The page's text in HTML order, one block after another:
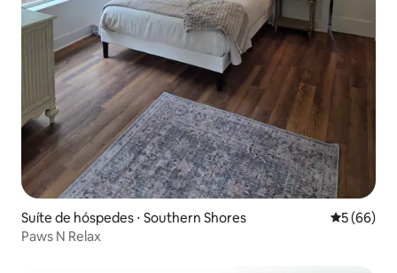
Suíte de hóspedes ⋅ Southern Shores 5 de uma
5 (66)
Paws N Relax